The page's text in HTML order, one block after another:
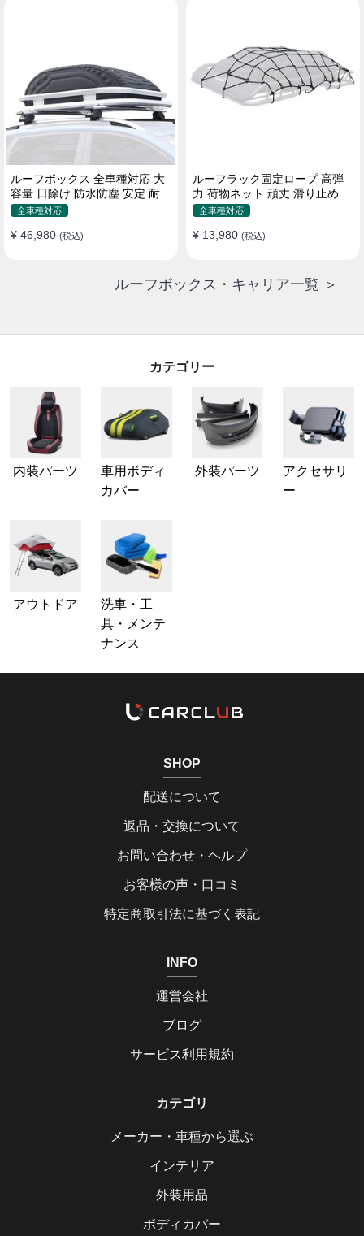
ルーフボックス 全車種対応 大
容量 日除け 防水防塵 安定 耐久
使い便利 折畳式 車用ラゲッジ
全車種対応
¥ 46,980 (税込)
ルーフラック固定ロープ 高弾
力 荷物ネット 頑丈 滑り止め ス
トラップ付き ベースキャリア
全車種対応
¥ 13,980 (税込)
ルーフボックス・キャリア一覧 ＞
カテゴリー
内装パーツ
車用ボディ
カバー
外装パーツ
アクセサリ
ー
アウトドア
洗車・工
具・メンテ
ナンス
SHOP
配送について
返品・交換について
お問い合わせ・ヘルプ
お客様の声・口コミ
特定商取引法に基づく表記
INFO
運営会社
ブログ
サービス利用規約
カテゴリ
メーカー・車種から選ぶ
インテリア
外装用品
ボディカバー